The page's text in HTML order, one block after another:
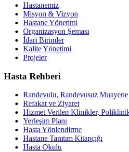
Hastanemiz
Misyon & Vizyon
Hastane Yönetimi
Organizasyon Şeması
İdari Birimler
Kalite Yönetimi
Projeler
Hasta Rehberi
Randevulu, Randevusuz Muayene
Refakat ve Ziyaret
Hizmet Verilen Klinikler,
Yerleşim Planı
Hasta Yönlendirme
Hastane Tanıtım Kitapçığı
Hasta Okulu